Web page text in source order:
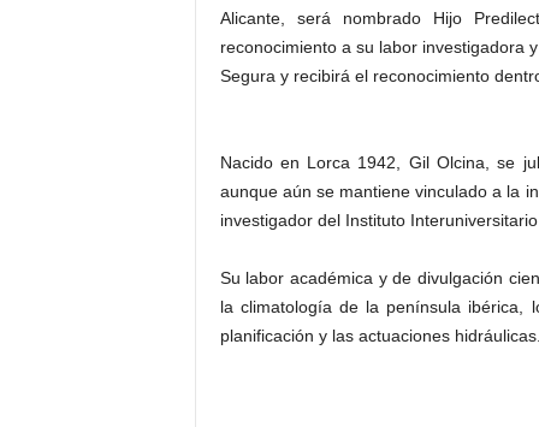
Alicante, será nombrado Hijo
reconocimiento a su labor investigadora
Segura y recibirá el reconocimiento
Nacido en Lorca 1942, Gil Olcina, se
aunque aún se mantiene vinculado a la
investigador del Instituto
Su labor académica y de divulgación
la climatología de la península ibérica,
planificación y las actuaciones